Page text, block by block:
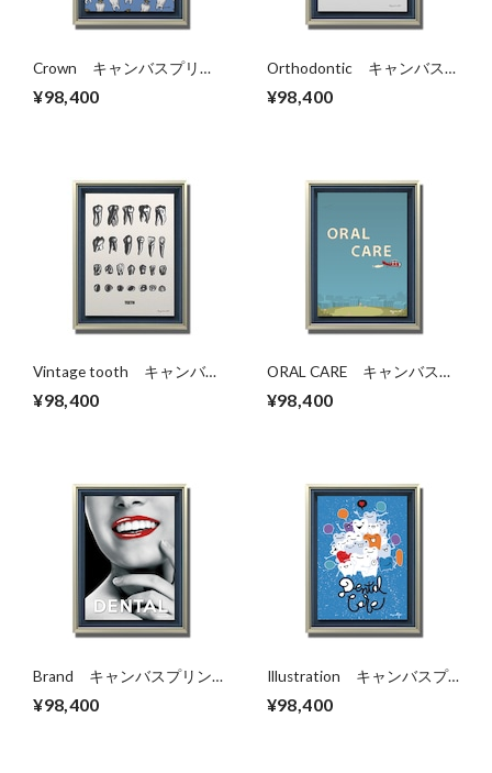
Crown キャンバスプリン
り
¥98,400
Orthodontic キャンバス
体額入り
¥98,400
Vintage tooth キャンバス
体額入り
¥98,400
ORAL CARE キャンバスプ
額入り
¥98,400
Brand キャンバスプリン
り
¥98,400
Illustration キャンバスプ
額入り
¥98,400